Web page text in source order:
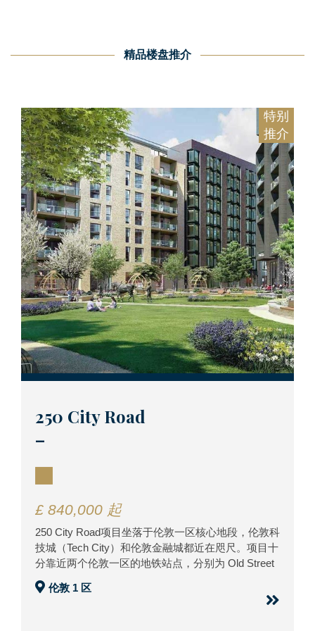
精品楼盘推介
特别
推介
250 City Road
–
£ 840,000 起
250 City Road项目坐落于伦敦一区核心地段，伦敦科
技城（Tech City）和伦敦金融城都近在咫尺。项目十
分靠近两个伦敦一区的地铁站点，分别为 Old Street
伦敦 1 区